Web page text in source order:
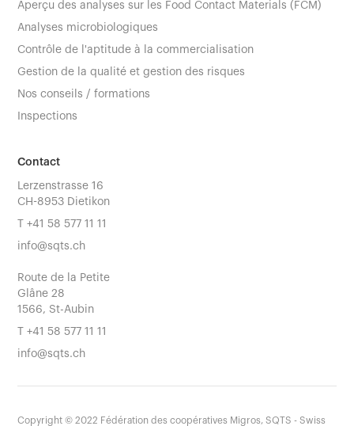
Aperçu des analyses sur les Food Contact Materials (FCM)
Analyses microbiologiques
Contrôle de l'aptitude à la commercialisation
Gestion de la qualité et gestion des risques
Nos conseils / formations
Inspections
Contact
Lerzenstrasse 16
CH-8953 Dietikon
T+41 58 577 11 11
info@sqts.ch
Route de la Petite
Glâne 28
1566, St-Aubin
T+41 58 577 11 11
info@sqts.ch
Copyright ©2022 Fédération des coopératives Migros, SQTS - Swiss